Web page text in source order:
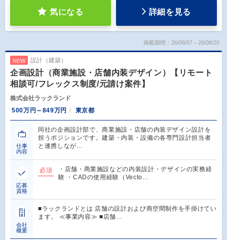
気になる 詳細を見る
掲載期間：26/08/07～26/08/20
NEW 設計（建築）
企画設計（商業施設・店舗内装デザイン）【リモート
相談可/フレックス制度/元請け案件】
株式会社ラックランド
500万円～849万円
東京都
仕事
内容
同社の企画設計部で、商業施設・店舗の内装デザイン設計を
担うポジションです。建築・内装・設備の各専門設計担当者
と連携しなが…
応募
資格
必須
・店舗・商業施設などの内装設計・デザインの実務経
験 ・CADの使用経験（Vecto…
会社
概要
■ラックランドとは 店舗の設計および商空間制作を手掛けてい
ます。 ≪事業内容≫ ■店舗…